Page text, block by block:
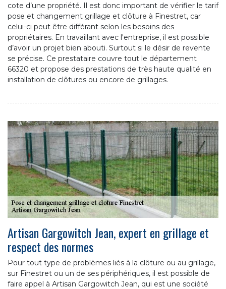
cote d’une propriété. Il est donc important de vérifier le tarif
pose et changement grillage et clôture à Finestret, car
celui-ci peut être différant selon les besoins des
propriétaires. En travaillant avec l'entreprise, il est possible
d’avoir un projet bien abouti. Surtout si le désir de revente
se précise. Ce prestataire couvre tout le département
66320 et propose des prestations de très haute qualité en
installation de clôtures ou encore de grillages.
Artisan Gargowitch Jean, expert en grillage et
respect des normes
Pour tout type de problèmes liés à la clôture ou au grillage,
sur Finestret ou un de ses périphériques, il est possible de
faire appel à Artisan Gargowitch Jean, qui est une société